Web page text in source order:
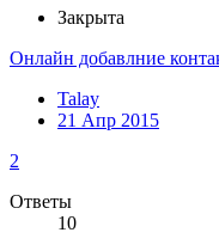
Закрыта
Онлайн добавлние
Talay
21 Апр 2015
2
Ответы
10